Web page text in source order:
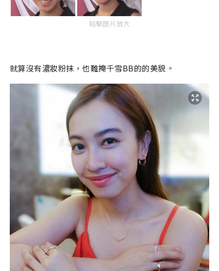
點擊圖片放大
就算沒有濃妝粉抹，也難掩千雪BB的的美貌。